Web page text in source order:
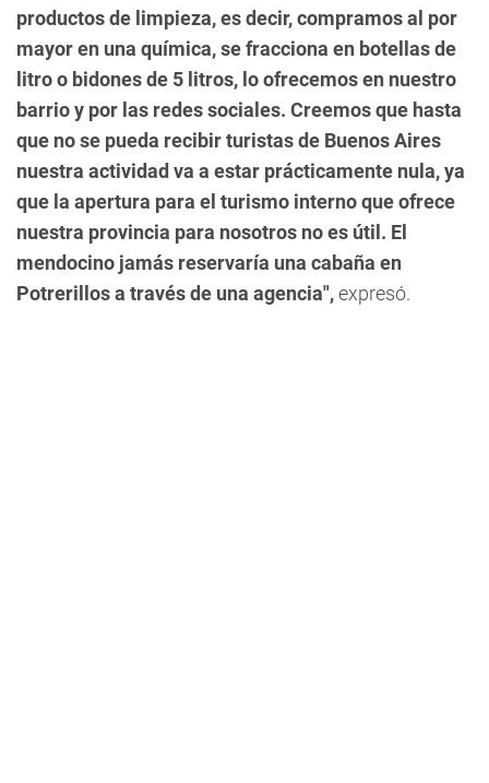
productos de limpieza, es decir, compramos al por
mayor en una química, se fracciona en botellas de
litro o bidones de 5 litros, lo ofrecemos en nuestro
barrio y por las redes sociales. Creemos que hasta
que no se pueda recibir turistas de Buenos Aires
nuestra actividad va a estar prácticamente nula, ya
que la apertura para el turismo interno que ofrece
nuestra provincia para nosotros no es útil. El
mendocino jamás reservaría una cabaña en
Potrerillos a través de una agencia",expresó.